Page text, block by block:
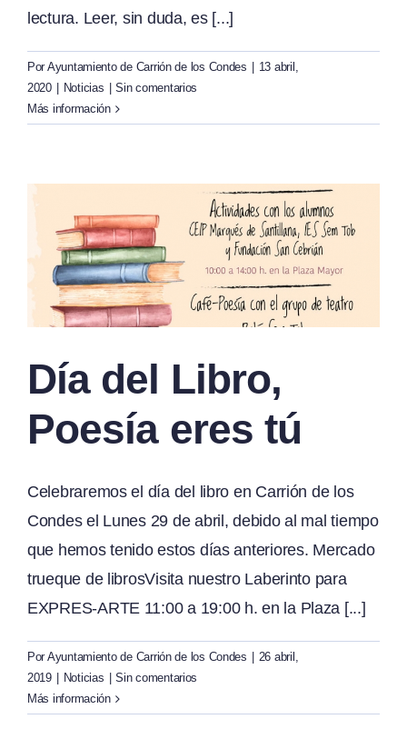
lectura. Leer, sin duda, es [...]
Por Ayuntamiento de Carrión de los Condes
13 abril,
2020
Noticias
Sin comentarios
Más información
Día del Libro,
Poesía eres tú
Celebraremos el día del libro en Carrión de los
Condes el Lunes 29 de abril, debido al mal tiempo
que hemos tenido estos días anteriores. Mercado
trueque de librosVisita nuestro Laberinto para
EXPRES-ARTE 11:00 a 19:00 h. en la Plaza [...]
Por Ayuntamiento de Carrión de los Condes
26 abril,
2019
Noticias
Sin comentarios
Más información